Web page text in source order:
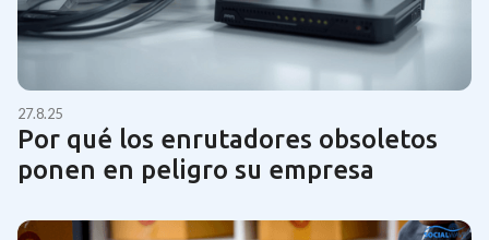
27.8.25
Por qué los enrutadores obsoletos
ponen en peligro su empresa